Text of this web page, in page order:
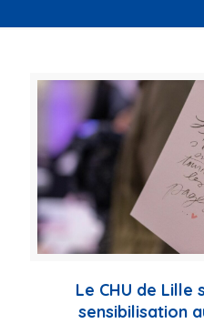
Le CHU de Lille
sensibilisation